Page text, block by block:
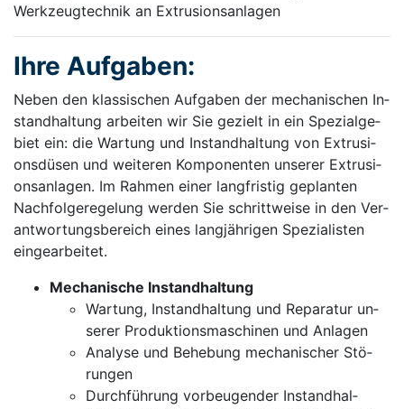
Werkzeugtechnik an Extrusionsanlagen
Ih­re Auf­ga­ben:
Ne­ben den klas­si­schen Auf­ga­ben der me­cha­ni­schen In­
stand­hal­tung ar­bei­ten wir Sie ge­zielt in ein Spe­zi­al­ge­
biet ein: die War­tung und In­stand­hal­tung von Ex­tru­si­
ons­dü­sen und wei­te­ren Kom­po­nen­ten un­se­rer Ex­tru­si­
ons­an­la­gen. Im Rah­men ei­ner lang­fris­tig ge­plan­ten
Nach­fol­ge­re­ge­lung wer­den Sie schritt­wei­se in den Ver­
ant­wor­tungs­be­reich ei­nes lang­jäh­ri­gen Spe­zi­a­lis­ten
ein­ge­ar­bei­tet.
Me­cha­ni­sche In­stand­hal­tung
War­tung, In­stand­hal­tung und Re­pa­ra­tur un­
se­rer Pro­duk­ti­ons­ma­schi­nen und An­la­gen
Ana­ly­se und Be­he­bung me­cha­ni­scher Stö­
run­gen
Durch­füh­rung vor­beu­gen­der In­stand­hal­